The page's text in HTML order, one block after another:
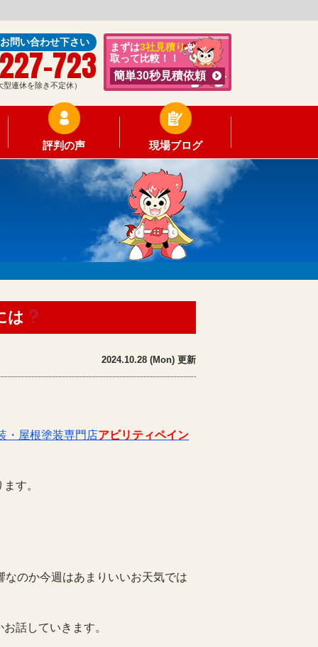
問い合わせ下さい
723
連休を除き不定休）
まずは3社見積りを
取って比較！！
簡単30秒見積依頼
評判の声 現場ブログ
は
2024.10.28 (Mon) 更新
・屋根塗装専門店アビリティペイン
す。
なのか今週はあまりいいお天気では
話していきます。